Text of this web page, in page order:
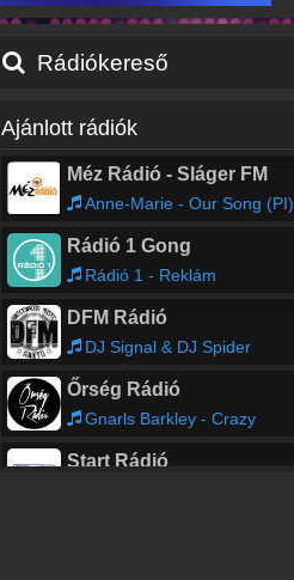
Rádiókereső
Ajánlott rádiók
Méz Rádió - Sláger FM
Anne-Marie - Our Song (PI)
Rádió 1 Gong
Rádió 1 - Reklám
DFM Rádió
DJ Signal & DJ Spider
Őrség Rádió
Gnarls Barkley - Crazy
Start Rádió